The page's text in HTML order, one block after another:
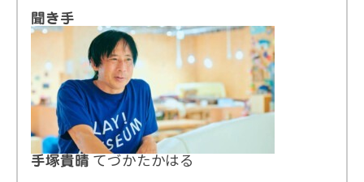
聞き手
手塚貴晴 てづかたかはる